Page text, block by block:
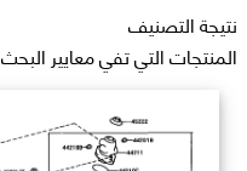
نتيجة التصنيف
المنتجات التي تفي معايير البحث